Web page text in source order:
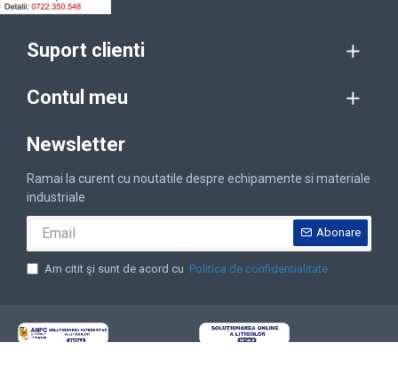
Suport clienti
Contul meu
Newsletter
Ramai la curent cu noutatile despre echipamente si materiale
industriale
Abonare
Am citit şi sunt de acord cu Politica de confidentialitate